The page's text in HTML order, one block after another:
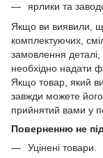
ярлики та
Якщо ви виявили,
комплектуючих,
замовлення
необхідно надати
Якщо товар, який
завжди можете
прийнятий вами у
Поверненню не
Уцінені товари.